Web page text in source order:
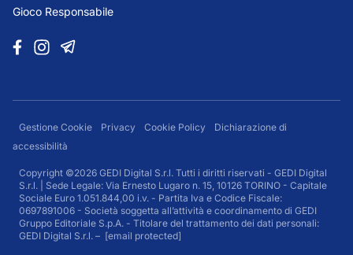
Gioco Responsabile
Gestione Cookie Privacy Cookie Policy
Dichiarazione di
accessibilità
Copyright ©2026 GEDI Digital S.r.l. Tutti i diritti riservati - GEDI Digital
S.r.l. | Sede Legale: Via Ernesto Lugaro n. 15, 10126 TORINO - Capitale
Sociale Euro 1.051.844,00 i.v. - Partita Iva e Codice Fiscale:
0697891006 - Società soggetta all’attività e coordinamento di GEDI
Gruppo Editoriale S.p.A. - Titolare del trattamento dei dati personali:
GEDI Digital S.r.l. – [email protected]